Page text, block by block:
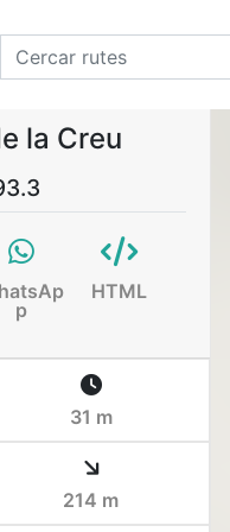
la Creu
p
HTML
31 m
214 m